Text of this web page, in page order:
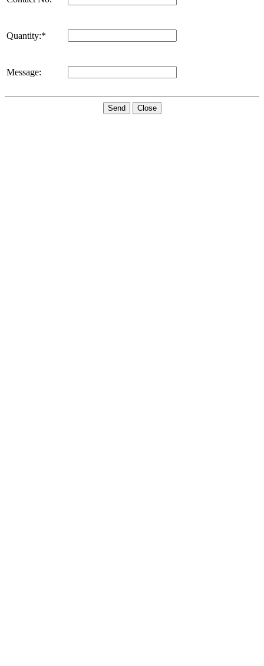
Quantity:*
Message:
Send Close